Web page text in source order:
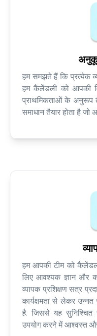
हम समझते हैं कि प्रत्येक
हम कैलेंडली को आपकी
प्राथमिकताओं के अनुरूप
समाधान तैयार होता है
हम आपकी टीम को
लिए आवश्यक ज्ञान और
व्यापक प्रशिक्षण सत्र
कार्यक्षमता से लेकर
है, जिससे यह सुनिश्चित
उपयोग करने में आश्वस्त